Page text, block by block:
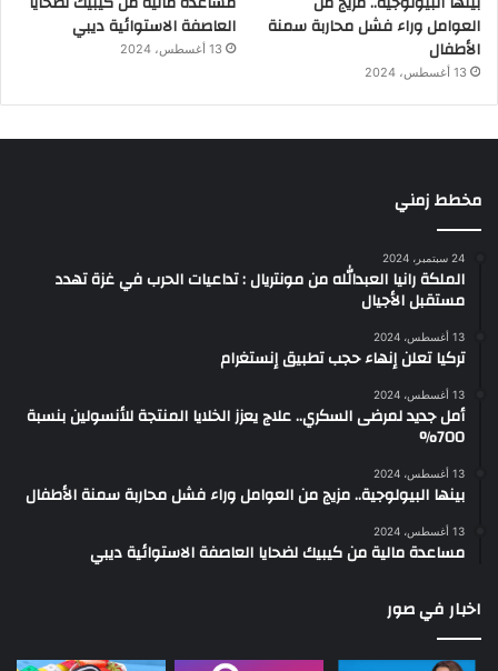
العوامل وراء فشل محاربة سمنة
الأطفال
13 أغسطس، 2024
العاصفة الاستوائية ديبي
13 أغسطس، 2024
مخطط زمني
24 سبتمبر، 2024
الملكة رانيا العبدالله من مونتريال : تداعيات الحرب في غزة تهدد
مستقبل الأجيال
13 أغسطس، 2024
تركيا تعلن إنهاء حجب تطبيق إنستغرام
13 أغسطس، 2024
أمل جديد لمرضى السكري.. علاج يعزز الخلايا المنتجة للأنسولين بنسبة
700%
13 أغسطس، 2024
بينها البيولوجية.. مزيج من العوامل وراء فشل محاربة سمنة الأطفال
13 أغسطس، 2024
مساعدة مالية من كيبيك لضحايا العاصفة الاستوائية ديبي
اخبار في صور